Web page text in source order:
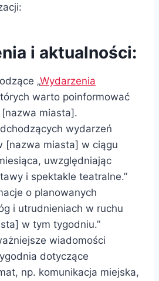
i aktualności:
„Wydarzenia
warto poinformować
miasta].
wydarzeń
[nazwa miasta] w ciągu
uwzględniając
i spektakle teatralne.”
o planowanych
i utrudnieniach w ruchu
w tym tygodniu.”
wiadomości
dotyczące
np. komunikacja miejska,